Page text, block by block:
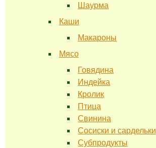
Шаурма
Каши
Макароны
Мясо
Говядина
Индейка
Кролик
Птица
Свинина
Сосиски и сардельки
Субпродукты